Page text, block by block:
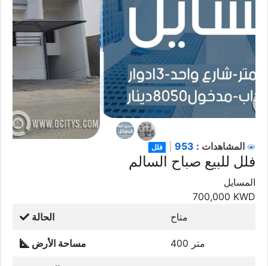
فلل المشاهدات :
فلل للبيع صباح السالم
المسايل
700,000 KWD
الحالة
متاح
مساحة الأرض 400 متر